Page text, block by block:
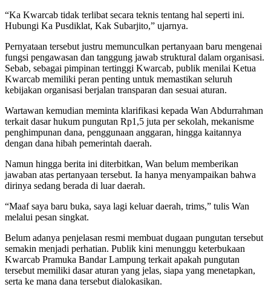
“Ka Kwarcab tidak terlibat secara teknis tentang hal seperti ini.
Hubungi Ka Pusdiklat, Kak Subarjito,” ujarnya.
Pernyataan tersebut justru memunculkan pertanyaan baru mengenai
fungsi pengawasan dan tanggung jawab struktural dalam organisasi.
Sebab, sebagai pimpinan tertinggi Kwarcab, publik menilai Ketua
Kwarcab memiliki peran penting untuk memastikan seluruh
kebijakan organisasi berjalan transparan dan sesuai aturan.
Wartawan kemudian meminta klarifikasi kepada Wan Abdurrahman
terkait dasar hukum pungutan Rp1,5 juta per sekolah, mekanisme
penghimpunan dana, penggunaan anggaran, hingga kaitannya
dengan dana hibah pemerintah daerah.
Namun hingga berita ini diterbitkan, Wan belum memberikan
jawaban atas pertanyaan tersebut. Ia hanya menyampaikan bahwa
dirinya sedang berada di luar daerah.
“Maaf saya baru buka, saya lagi keluar daerah, trims,” tulis Wan
melalui pesan singkat.
Belum adanya penjelasan resmi membuat dugaan pungutan tersebut
semakin menjadi perhatian. Publik kini menunggu keterbukaan
Kwarcab Pramuka Bandar Lampung terkait apakah pungutan
tersebut memiliki dasar aturan yang jelas, siapa yang menetapkan,
serta ke mana dana tersebut dialokasikan.